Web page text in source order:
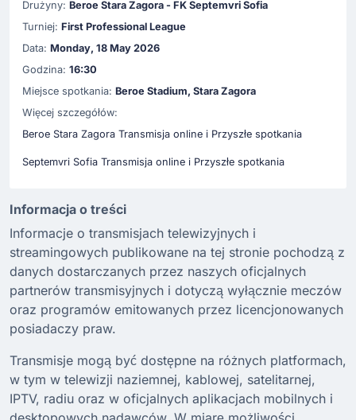
Drużyny: Beroe Stara Zagora - FK Septemvri Sofia
Turniej: First Professional League
Data: Monday, 18 May 2026
Godzina: 16:30
Miejsce spotkania: Beroe Stadium, Stara Zagora
Więcej szczegółów:
Beroe Stara Zagora Transmisja online i Przyszłe spotkania
Septemvri Sofia Transmisja online i Przyszłe spotkania
Informacja o treści
Informacje o transmisjach telewizyjnych i
streamingowych publikowane na tej stronie pochodzą z
danych dostarczanych przez naszych oficjalnych
partnerów transmisyjnych i dotyczą wyłącznie meczów
oraz programów emitowanych przez licencjonowanych
posiadaczy praw.
Transmisje mogą być dostępne na różnych platformach,
w tym w telewizji naziemnej, kablowej, satelitarnej,
IPTV, radiu oraz w oficjalnych aplikacjach mobilnych i